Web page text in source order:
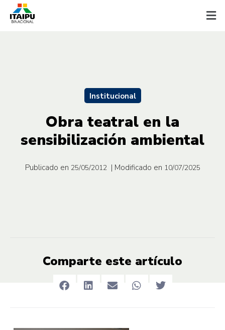
Institucional
Obra teatral en la
sensibilización ambiental
Publicado en 25/05/2012 | Modificado en 10/07/2025
Comparte este artículo